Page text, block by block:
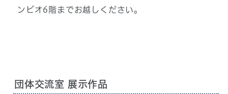
ンビオ6階までお越しください。
団体交流室 展示作品